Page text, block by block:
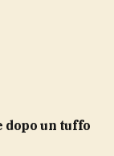
dopo un tuffo